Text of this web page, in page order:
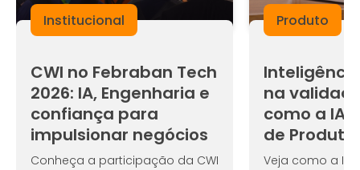
Institucional
CWI no Febraban Tech
2026: IA, Engenharia e
confiança para
impulsionar negócios
Conheça a participação da CWI
Produto
na
como a IA
de Produto
Veja como a IA